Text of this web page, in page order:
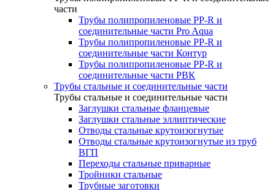
части
Трубы полипропиленовые PP-R и
соединительные части Pro Aqua
Трубы полипропиленовые PP-R и
соединительные части Контур
Трубы полипропиленовые PP-R и
соединительные части РВК
Трубы стальные и соединительные части
Трубы стальные и соединительные части
Заглушки стальные фланцевые
Заглушки стальные эллиптические
Отводы стальные крутоизогнутые
Отводы стальные крутоизогнутые из труб
ВГП
Переходы стальные приварные
Тройники стальные
Трубные заготовки